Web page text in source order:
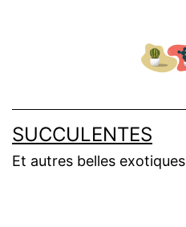
SUCCULENTES
Et autres belles exotiques